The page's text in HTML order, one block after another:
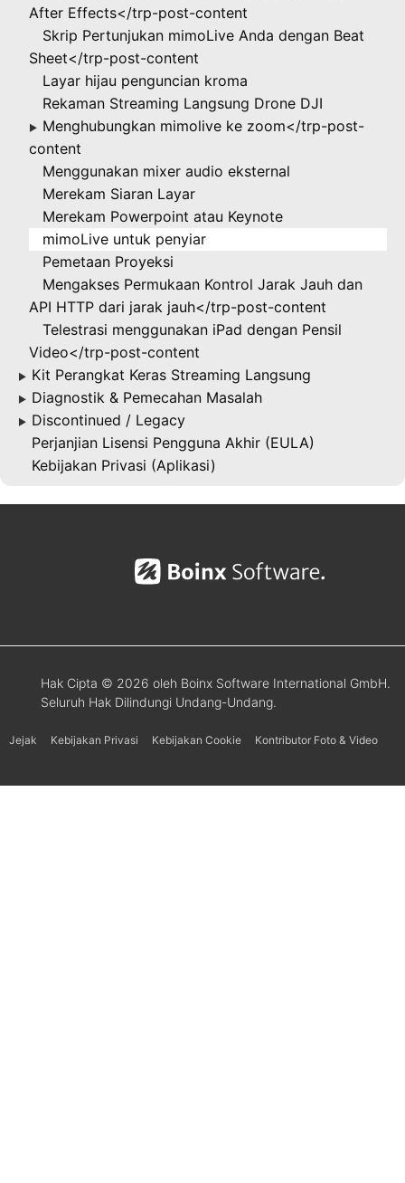
After Effects</trp-post-content
Skrip Pertunjukan mimoLive Anda dengan Beat
Sheet</trp-post-content
Layar hijau penguncian kroma
Rekaman Streaming Langsung Drone DJI
▶ Menghubungkan mimolive ke zoom</trp-post-
content
Menggunakan mixer audio eksternal
Merekam Siaran Layar
Merekam Powerpoint atau Keynote
mimoLive untuk penyiar
Pemetaan Proyeksi
Mengakses Permukaan Kontrol Jarak Jauh dan
API HTTP dari jarak jauh</trp-post-content
Telestrasi menggunakan iPad dengan Pensil
Video</trp-post-content
▶ Kit Perangkat Keras Streaming Langsung
▶ Diagnostik & Pemecahan Masalah
▶ Discontinued / Legacy
Perjanjian Lisensi Pengguna Akhir (EULA)
Kebijakan Privasi (Aplikasi)
Hak Cipta © 2026 oleh Boinx Software International GmbH.
Seluruh Hak Dilindungi Undang-Undang.
Jejak Kebijakan Privasi Kebijakan Cookie Kontributor Foto & Video